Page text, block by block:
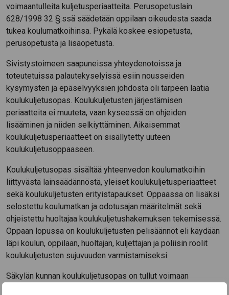
voimaantulleita kuljetusperiaatteita. Perusopetuslain
628/1998 32 §:ssä säädetään oppilaan oikeudesta saada
tukea koulumatkoihinsa. Pykälä koskee esiopetusta,
perusopetusta ja lisäopetusta.
Sivistystoimeen saapuneissa yhteydenotoissa ja
toteutetuissa palautekyselyissä esiin nousseiden
kysymysten ja epäselvyyksien johdosta oli tarpeen laatia
koulukuljetusopas. Koulukuljetusten järjestämisen
periaatteita ei muuteta, vaan kyseessä on ohjeiden
lisääminen ja niiden selkiyttäminen. Aikaisemmat
koulukuljetusperiaatteet on sisällytetty uuteen
koulukuljetusoppaaseen.
Koulukuljetusopas sisältää yhteenvedon koulumatkoihin
liittyvästä lainsäädännöstä, yleiset koulukuljetusperiaatteet
sekä koulukuljetusten erityistapaukset. Oppaassa on lisäksi
selostettu koulumatkan ja odotusajan määritelmät sekä
ohjeistettu huoltajaa koulukuljetushakemuksen tekemisessä.
Oppaan lopussa on koulukuljetusten pelisäännöt eli käydään
läpi koulun, oppilaan, huoltajan, kuljettajan ja poliisin roolit
koulukuljetusten sujuvuuden varmistamiseksi.
Säkylän kunnan koulukuljetusopas on tullut voimaan